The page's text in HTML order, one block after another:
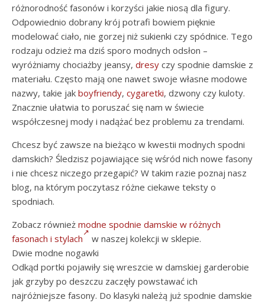
różnorodność fasonów i korzyści jakie niosą dla figury.
Odpowiednio dobrany krój potrafi bowiem pięknie
modelować ciało, nie gorzej niż sukienki czy spódnice. Tego
rodzaju odzież ma dziś sporo modnych odsłon –
wyróżniamy chociażby jeansy, dresy czy spodnie damskie z
materiału. Często mają one nawet swoje własne modowe
nazwy, takie jak boyfriendy, cygaretki, dzwony czy kuloty.
Znacznie ułatwia to poruszać się nam w świecie
współczesnej mody i nadążać bez problemu za trendami.
Chcesz być zawsze na bieżąco w kwestii modnych spodni
damskich? Śledzisz pojawiające się wśród nich nowe fasony
i nie chcesz niczego przegapić? W takim razie poznaj nasz
blog, na którym poczytasz różne ciekawe teksty o
spodniach.
Zobacz również modne spodnie damskie w różnych
fasonach i stylach
w naszej kolekcji w sklepie.
Dwie modne nogawki
Odkąd portki pojawiły się wreszcie w damskiej garderobie
jak grzyby po deszczu zaczęły powstawać ich
najróżniejsze fasony. Do klasyki należą już spodnie damskie